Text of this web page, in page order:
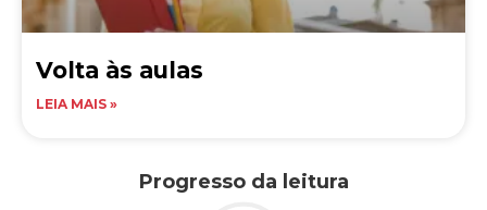
Volta às aulas
LEIA MAIS »
Progresso da leitura